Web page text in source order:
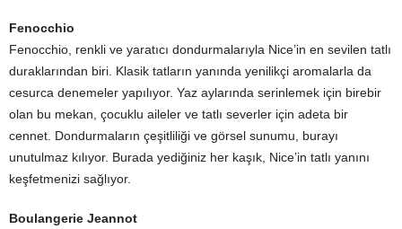
Fenocchio
Fenocchio, renkli ve yaratıcı dondurmalarıyla Nice’in en sevilen tatlı
duraklarından biri. Klasik tatların yanında yenilikçi aromalarla da
cesurca denemeler yapılıyor. Yaz aylarında serinlemek için birebir
olan bu mekan, çocuklu aileler ve tatlı severler için adeta bir
cennet. Dondurmaların çeşitliliği ve görsel sunumu, burayı
unutulmaz kılıyor. Burada yediğiniz her kaşık, Nice’in tatlı yanını
keşfetmenizi sağlıyor.
Boulangerie Jeannot